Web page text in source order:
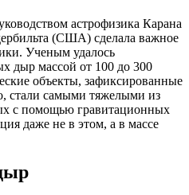
астрофизика Каранa
(США) сделала важное
Ученым удалось
дыр массой от 100 до 300
объекты, зафиксированные
стали самыми тяжелыми из
с помощью гравитационных
даже не в этом, а в массе